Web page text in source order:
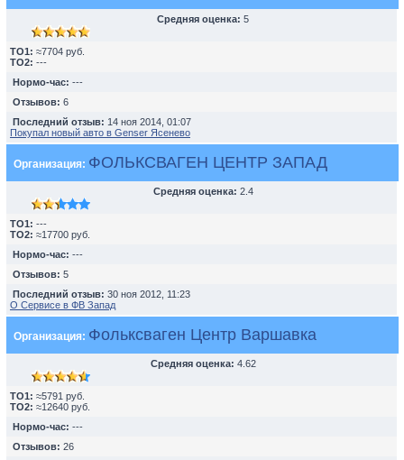
Средняя оценка: 5
TO1: ≈7704 руб.
TO2: ---
Нормо-час: ---
Отзывов: 6
Последний отзыв: 14 ноя 2014, 01:07
Покупал новый авто в Genser Ясенево
Организация: ФОЛЬКСВАГЕН ЦЕНТР ЗАПАД
Средняя оценка: 2.4
TO1: ---
TO2: ≈17700 руб.
Нормо-час: ---
Отзывов: 5
Последний отзыв: 30 ноя 2012, 11:23
О Сервисе в ФВ Запад
Организация: Фольксваген Центр Варшавка
Средняя оценка: 4.62
TO1: ≈5791 руб.
TO2: ≈12640 руб.
Нормо-час: ---
Отзывов: 26